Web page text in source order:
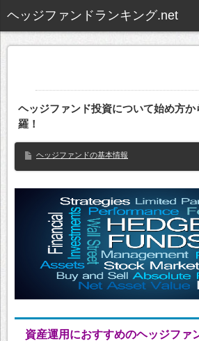
ヘッジファンドランキング.net
ヘッジファンド投資について始め方か
羅！
ヘッジファンドの基本情報
資産運用におすすめのヘッジファ